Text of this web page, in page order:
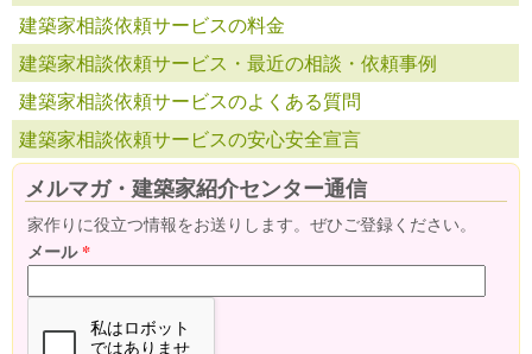
建築家相談依頼サービスの料金
建築家相談依頼サービス・最近の相談・依頼事例
建築家相談依頼サービスのよくある質問
建築家相談依頼サービスの安心安全宣言
メルマガ・建築家紹介センター通信
家作りに役立つ情報をお送りします。ぜひご登録ください。
メール*